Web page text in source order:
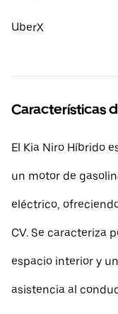
UberX
Características
El Kia Niro Híbrido
un motor de
eléctrico,
CV. Se caracteriza
espacio interior y
asistencia al